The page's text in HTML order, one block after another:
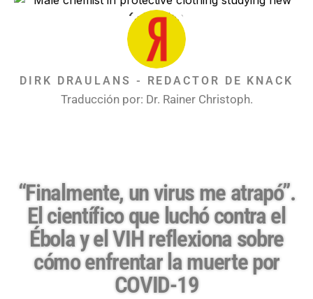
DIRK DRAULANS - REDACTOR DE KNACK
Traducción por: Dr. Rainer Christoph.
“Finalmente, un virus me atrapó”.
El científico que luchó contra el
Ébola y el VIH reflexiona sobre
cómo enfrentar la muerte por
COVID-19